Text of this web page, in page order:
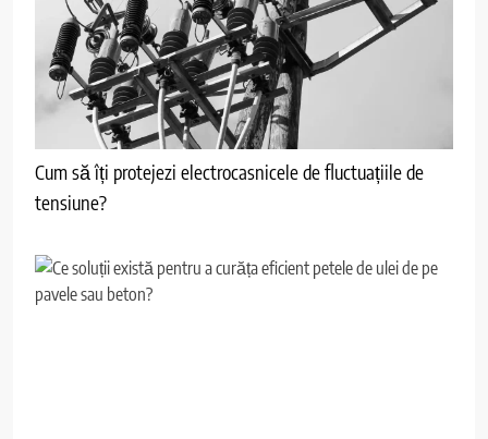
Cum să îți protejezi electrocasnicele de fluctuațiile de
tensiune?